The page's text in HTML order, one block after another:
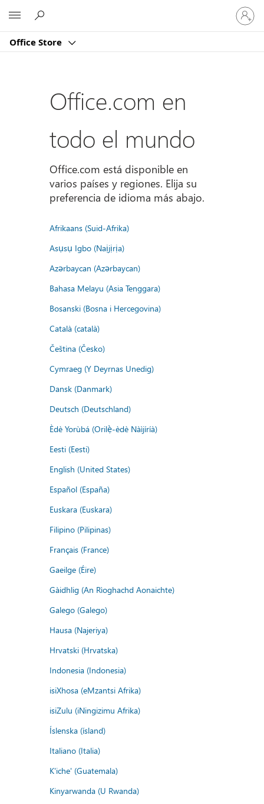
Office Store
Iniciar
sesión
en
cuenta
Office.com en
todo el mundo
Office.com está disponible en
varios países y regiones. Elija su
preferencia de idioma más abajo.
Afrikaans (Suid-Afrika)
Asụsụ Igbo (Naịjịrịa)
Azərbaycan (Azərbaycan)
Bahasa Melayu (Asia Tenggara)
Bosanski (Bosna i Hercegovina)
Català (català)
Čeština (Česko)
Cymraeg (Y Deyrnas Unedig)
Dansk (Danmark)
Deutsch (Deutschland)
Èdè Yorùbá (Orilẹ̀-èdè Nàìjíríà)
Eesti (Eesti)
English (United States)
Español (España)
Euskara (Euskara)
Filipino (Pilipinas)
Français (France)
Gaeilge (Éire)
Gàidhlig (An Rìoghachd Aonaichte)
Galego (Galego)
Hausa (Najeriya)
Hrvatski (Hrvatska)
Indonesia (Indonesia)
isiXhosa (eMzantsi Afrika)
isiZulu (iNingizimu Afrika)
Íslenska (ísland)
Italiano (Italia)
K'iche' (Guatemala)
Kinyarwanda (U Rwanda)